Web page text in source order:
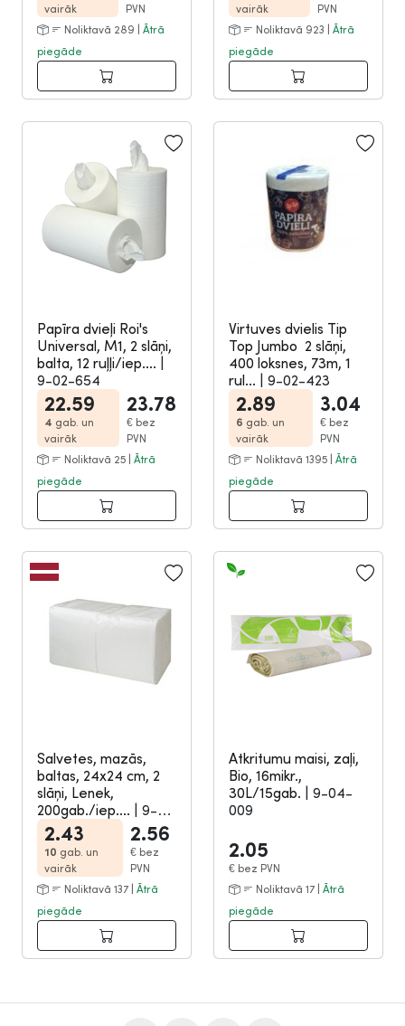
vairāk
PVN
Noliktavā 289 | Ātrā
piegāde
vairāk
PVN
Noliktavā 923 | Ātrā
piegāde
Papīra dvieļi Roi's
Universal, M1, 2 slāņi,
balta, 12 ruļļi/iep....
9-02-654
22.59
4 gab. un
vairāk
23.78
€ bez
PVN
Noliktavā 25 | Ātrā
piegāde
Virtuves dvielis Tip
Top Jumbo 2 slāņi,
400 loksnes, 73m, 1
rul...
9-02-423
2.89
6 gab. un
vairāk
3.04
€ bez
PVN
Noliktavā 1395 | Ātrā
piegāde
Salvetes, mazās,
baltas, 24x24 cm, 2
slāņi, Lenek,
200gab./iep....
9-
05-132
2.43
10 gab. un
vairāk
2.56
€ bez
PVN
Noliktavā 137 | Ātrā
piegāde
Atkritumu maisi, zaļi,
Bio, 16mikr.,
30L/15gab.
9-04-
009
2.05
€ bez PVN
Noliktavā 17 | Ātrā
piegāde